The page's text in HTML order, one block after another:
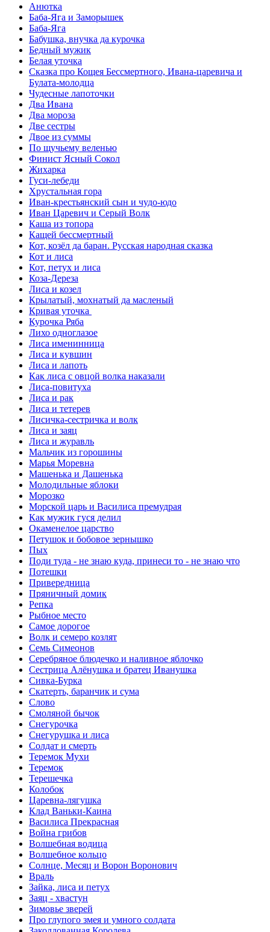
Анютка
Баба-Яга и Заморышек
Баба-Яга
Бабушка, внучка да курочка
Бедный мужик
Белая уточка
Сказка про Кощея Бессмертного, Ивана-царевича и
Булата-молодца
Чудесные лапоточки
Два Ивана
Два мороза
Две сестры
Двое из суммы
По щучьему веленью
Финист Ясный Сокол
Жихарка
Гуси-лебеди
Хрустальная гора
Иван-крестьянский сын и чудо-юдо
Иван Царевич и Серый Волк
Каша из топора
Кащей бессмертный
Кот, козёл да баран. Русская народная сказка
Кот и лиса
Кот, петух и лиса
Коза-Дереза
Лиса и козел
Крылатый, мохнатый да масленый
Кривая уточка
Курочка Ряба
Лихо одноглазое
Лиса именинница
Лиса и кувшин
Лиса и лапоть
Как лиса с овцой волка наказали
Лиса-повитуха
Лиса и рак
Лиса и тетерев
Лисичка-сестричка и волк
Лиса и заяц
Лиса и журавль
Мальчик из горошины
Марья Моревна
Машенька и Дашенька
Молодильные яблоки
Морозко
Морской царь и Василиса премудрая
Как мужик гуся делил
Окаменелое царство
Петушок и бобовое зернышко
Пых
Поди туда - не знаю куда, принеси то - не знаю что
Потешки
Привередница
Пряничный домик
Репка
Рыбное место
Самое дорогое
Волк и семеро козлят
Семь Симеонов
Серебряное блюдечко и наливное яблочко
Сестрица Алёнушка и братец Иванушка
Сивка-Бурка
Скатерть, баранчик и сума
Слово
Смоляной бычок
Снегурочка
Снегурушка и лиса
Солдат и смерть
Теремок Мухи
Теремок
Терешечка
Колобок
Царевна-лягушка
Клад Ваньки-Каина
Василиса Прекрасная
Война грибов
Волшебная водица
Волшебное кольцо
Солнце, Месяц и Ворон Воронович
Враль
Зайка, лиса и петух
Заяц - хвастун
Зимовье зверей
Про глупого змея и умного солдата